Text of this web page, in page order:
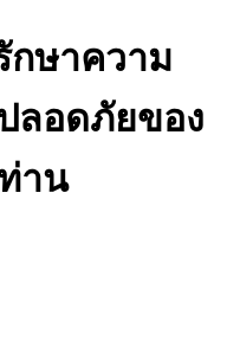
กษาความ
ลอดภัยของ
าน